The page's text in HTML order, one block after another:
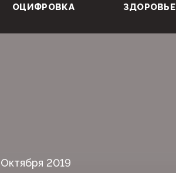
ОЦИФРОВКА ЗДОРОВЬЕ
2019